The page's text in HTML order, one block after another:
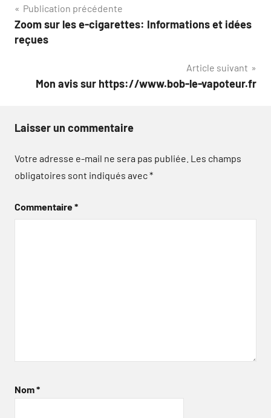
Navigation
de
Publication précédente
Zoom sur les e-cigarettes: Informations et idées
reçues
Article suivant
Mon avis sur https://www.bob-le-vapoteur.fr
Laisser un commentaire
Votre adresse e-mail ne sera pas publiée. Les champs
obligatoires sont indiqués avec*
Commentaire*
Nom*